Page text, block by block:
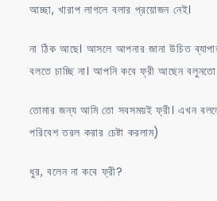
আচ্ছা, খারাপ লাগলে বলার প্রয়োজন নেই।
না ঠিক আছে। আসলে আপনার জানা উচিত
বলতে চাচ্ছি না। আপনি কবে ফ্রী আছেন
তোমার জন্য আমি তো সবসময়ই ফ্রী। এখন
পরিবেশ তরল করার চেষ্টা করলাম)
ধুর, বলেন না কবে ফ্রী?